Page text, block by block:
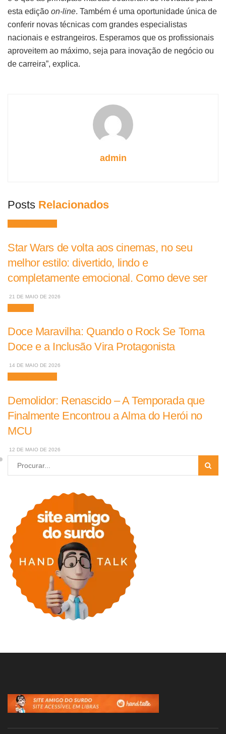
esta edição on-line. Também é uma oportunidade única de
conferir novas técnicas com grandes especialistas
nacionais e estrangeiros. Esperamos que os profissionais
aproveitem ao máximo, seja para inovação de negócio ou
de carreira”, explica.
admin
Posts Relacionados
Star Wars de volta aos cinemas, no seu
melhor estilo: divertido, lindo e
completamente emocional. Como deve ser
21 DE MAIO DE 2026
Doce Maravilha: Quando o Rock Se Torna
Doce e a Inclusão Vira Protagonista
14 DE MAIO DE 2026
Demolidor: Renascido – A Temporada que
Finalmente Encontrou a Alma do Herói no
MCU
12 DE MAIO DE 2026